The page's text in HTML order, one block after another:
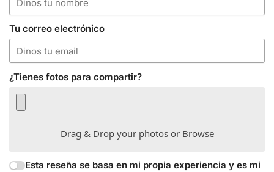
Tu correo electrónico
¿Tienes fotos para compartir?
Drag & Drop your photos or Browse
Esta reseña se basa en mi propia experiencia y es mi